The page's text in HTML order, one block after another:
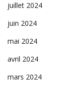
juillet 2024
juin 2024
mai 2024
avril 2024
mars 2024